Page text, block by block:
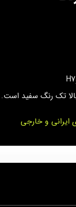
ایرانی و خارجی